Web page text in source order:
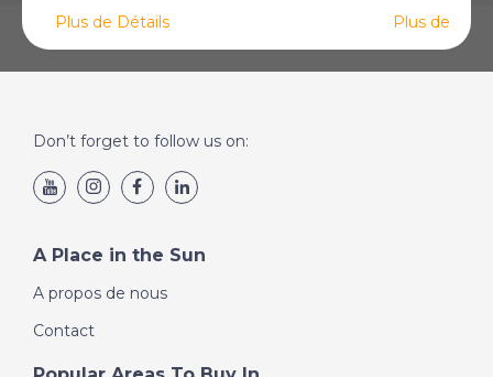
Plus de Détails Plus de
Don’t forget to follow us on:
A Place in the Sun
A propos de nous
Contact